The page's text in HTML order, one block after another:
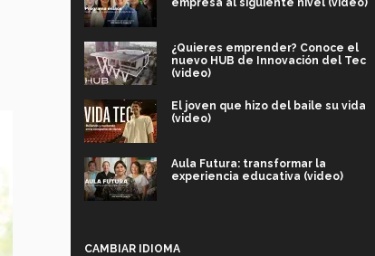
empresa al siguiente nivel (video)
¿Quieres emprender? Conoce el
nuevo HUB de Innovación del Tec
(video)
El joven que hizo del baile su vida
(video)
Aula Futura: transformar la
experiencia educativa (video)
CAMBIAR IDIOMA